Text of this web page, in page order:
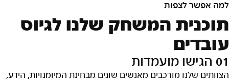
למה אפשר לצפות
תוכנית המשחק שלנו לגיוס
עובדים
01 הגישו מועמדות
הצוותים שלנו מורכבים מאנשים שונים מבחינת המיומנויות, הידע,